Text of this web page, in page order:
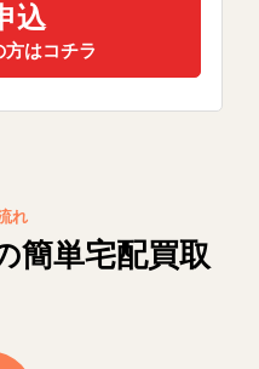
込
方はコチラ
れ
簡単宅配買取